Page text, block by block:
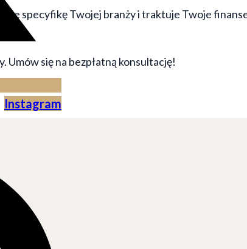
Instagram
specyfikę Twojej branży i traktuje Twoje
Umów się na bezpłatną konsultację!